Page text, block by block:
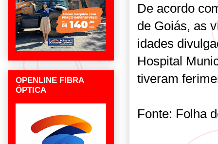
De acordo
de Goiás, as
idades
Hospital
tiveram
Fonte: Folha
OPENLINE FIBRA
ÓPTICA